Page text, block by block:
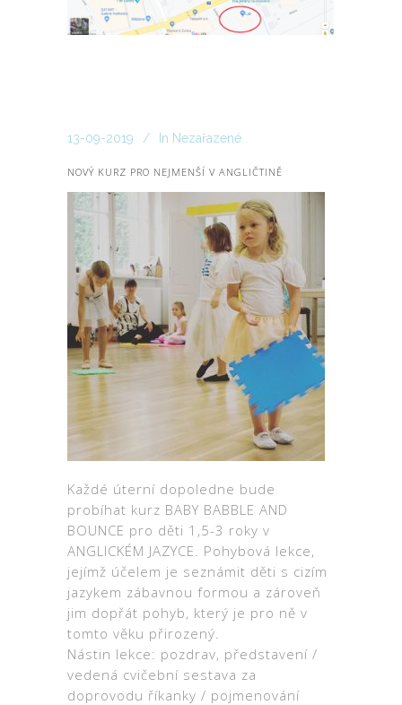
13-09-2019 In Nezařazené
NOVÝ KURZ PRO NEJMENŠÍ V ANGLIČTINĚ
Každé úterní dopoledne bude
probíhat kurz BABY BABBLE AND
BOUNCE pro děti 1,5-3 roky v
ANGLICKÉM JAZYCE. Pohybová lekce,
jejímž účelem je seznámit děti s cizím
jazykem zábavnou formou a zároveň
jim dopřát pohyb, který je pro ně v
tomto věku přirozený.
Nástin lekce: pozdrav, představení /
vedená cvičební sestava za
doprovodu říkanky / pojmenování